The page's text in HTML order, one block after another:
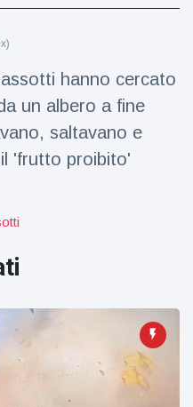
hanno cercato
un albero a fine
saltavano e
'frutto proibito'